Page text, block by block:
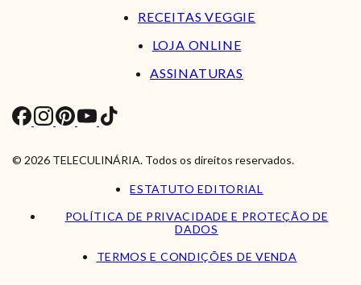
RECEITAS VEGGIE
LOJA ONLINE
ASSINATURAS
© 2026 TELECULINÁRIA. Todos os direitos reservados.
ESTATUTO EDITORIAL
POLÍTICA DE PRIVACIDADE E PROTEÇÃO DE
DADOS
TERMOS E CONDIÇÕES DE VENDA